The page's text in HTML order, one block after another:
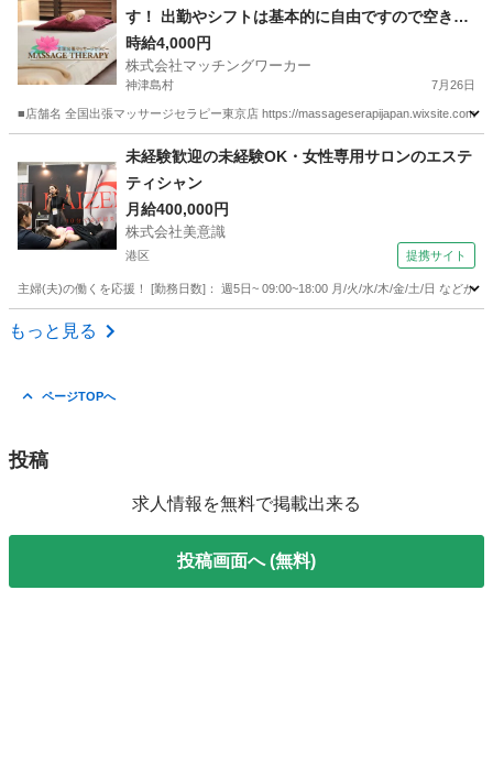
す！ 出勤やシフトは基本的に自由ですので空き時
間を有効活用できるお仕事です。 また、店舗や事
務所に出勤する必要がありません。 お仕事道具さ
え有ればご自身の居場所からいつでもスタートで
きるお仕事です。 ご自宅で待機も可能です！
時給4,000円
株式会社マッチングワーカー
神津島村 7月26日
■店舗名 全国出張マッサージセラピー東京店 https://massageserapijapan.wixsite.com/
マッサージ 居場所
未経験歓迎の未経験OK・女性専用サロンのエステ
ティシャン
月給400,000円
株式会社美意識
港区 提携サイト
主婦(夫)の働くを応援！ [勤務日数]： 週5日~ 09:00~18:00 月/火/水/木/金/土/日 などか
東京 港区
もっと見る
ページTOPへ
投稿
求人情報を無料で掲載出来る
投稿画面へ (無料)